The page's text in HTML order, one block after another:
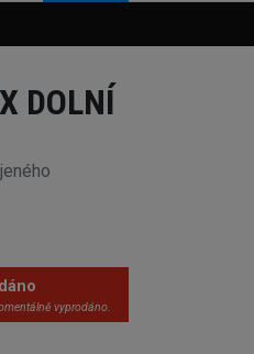
DOLNÍ
vyprodáno.